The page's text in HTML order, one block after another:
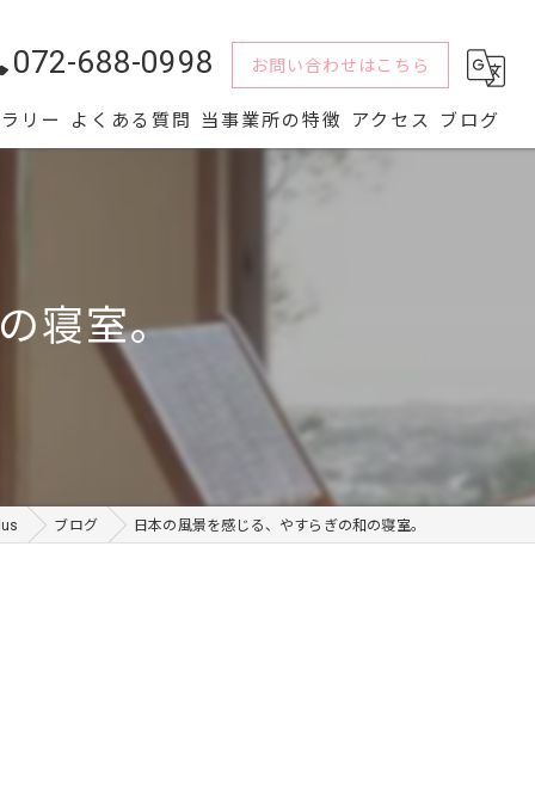
072-688-0998 お問い合わせはこちら
リー よくある質問 当事業所の特徴
内装
屋根
アクセス ブログ
寝室。
ブログ 日本の風景を感じる、やすらぎの和の寝室。